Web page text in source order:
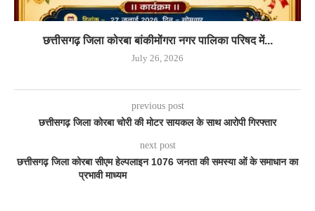
छत्तीसगढ़ जिला कोरबा बांकीमोंगरा नगर पालिका परिषद में...
July 26, 2026
previous post
छत्तीसगढ़ जिला कोरबा चोरी की मोटर सायकल के साथ आरोपी गिरफ्तार
next post
छत्तीसगढ़ जिला कोरबा सीएम हेल्पलाइन 1076 जनता की समस्या ओं के समाधान का
प्रभावी माध्यम